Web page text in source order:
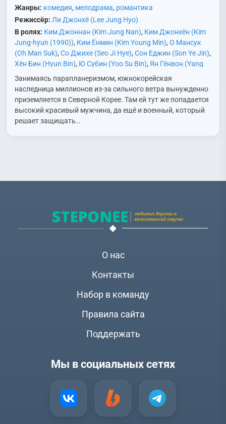
Жанры: комедия, мелодрама, романтика
Режиссёр: Ли Джонхё (Lee Jung Hyo)
В ролях: Ким Джоннан (Kim Jung Nan), Ким Джонхён (Kim
Jung-hyun (1990)), Ким Ёнмин (Kim Young Min), О Мансук
(Oh Man Suk), Со Джихе (Seo Ji Hye), Сон Еджин (Son Ye Jin),
Хён Бин (Hyun Bin), Ю Субин (Yoo Su Bin), Ян Гёнвон (Yang
Kyung Won)
Занимаясь парапланеризмом, южнокорейская
наследница миллионов из-за сильного ветра вынужденно
приземляется в Северной Корее. Там ей тут же попадается
высокий красивый мужчина, да ещё и военный, который
решает защищать…
О нас
Контакты
Набор в команду
Правила сайта
Поддержать
Мы в социальных сетях